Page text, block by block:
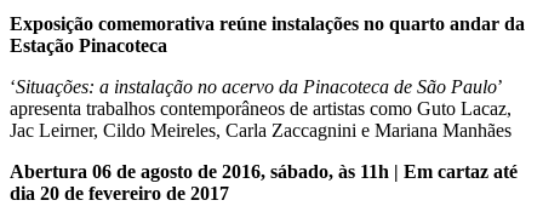
Exposição comemorativa reúne instalações no quarto andar da
Estação Pinacoteca
‘Situações: a instalação no acervo da Pinacoteca de São Paulo’
apresenta trabalhos contemporâneos de artistas como Guto Lacaz,
Jac Leirner, Cildo Meireles, Carla Zaccagnini e Mariana Manhães
Abertura 06 de agosto de 2016, sábado, às 11h | Em cartaz até
dia 20 de fevereiro de 2017